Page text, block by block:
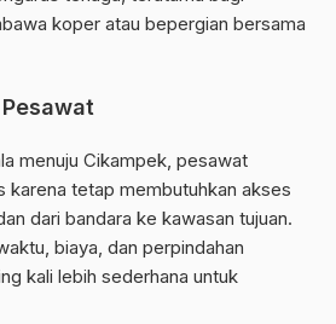
koper atau bepergian bersama
menuju Cikampek, pesawat
karena tetap membutuhkan akses
dari bandara ke kawasan tujuan.
biaya, dan perpindahan
kali lebih sederhana untuk